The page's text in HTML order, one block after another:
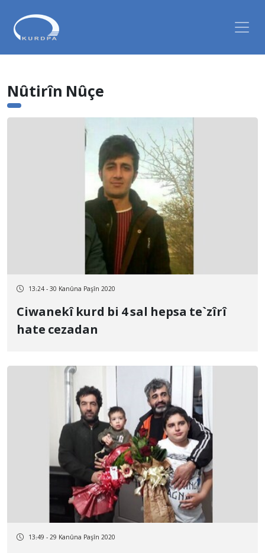
Nûtirîn Nûçe
13:24 - 30 Kanûna Paşîn 2020
Ciwanekî kurd bi 4 sal hepsa te`zîrî
hate cezadan
13:49 - 29 Kanûna Paşîn 2020